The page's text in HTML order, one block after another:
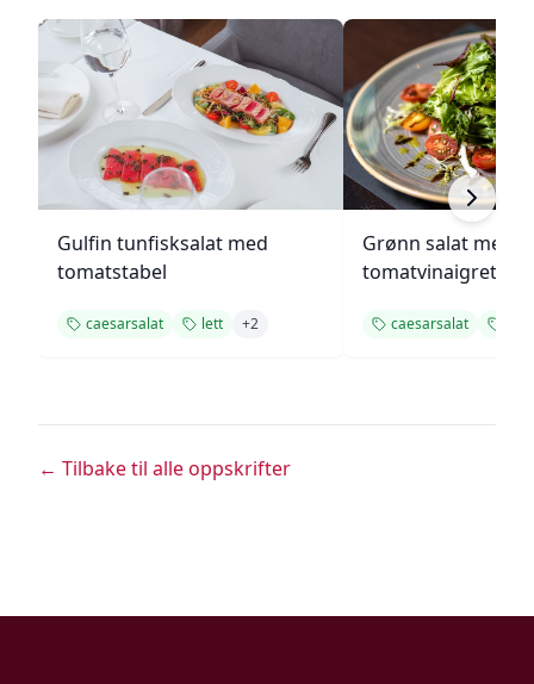
Gulfin tunfisksalat med
tomatstabel
caesarsalat lett +2
Grønn salat med
tomatvinaigrette
caesarsalat
← Tilbake til alle oppskrifter